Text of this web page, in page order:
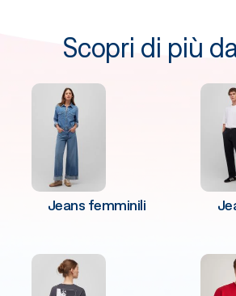
Scopri di più
Jeans femminili